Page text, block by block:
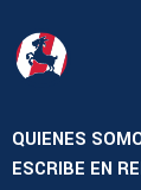
QUIENES
ESCRIBE EN